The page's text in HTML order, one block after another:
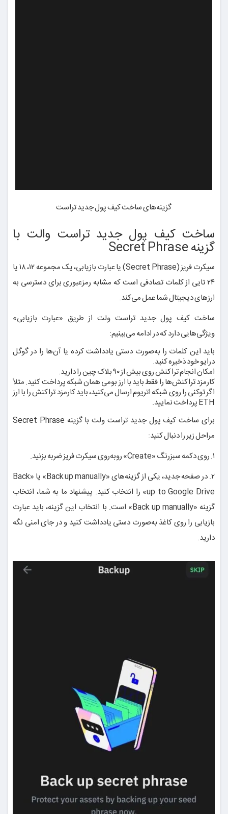
گزینه‌های ساخت کیف پول جدید تراست
ساخت کیف پول جدید تراست والت با
گزینه Secret Phrase
سیکرت فریز (Secret Phrase) یا عبارت بازیابی، یک مجموعه ۱۲، ۱۸ یا
۲۴ تایی از کلمات تصادفی است که مشابه رمزعبوری برای دسترسی به
ارزهای دیجیتال شما عمل می‌کند.
ساخت کیف پول جدید تراست ولت از طریق «عبارت بازیابی»
ویژگی‌هایی دارد که در ادامه می‌بینیم:
باید این کلمات را به‌صورت دستی یادداشت کرده یا آن‌ها را در گوگل
درایو خود ذخیره کنید.
امکان انجام تراکنش روی بیش از ۹۰ بلاک چین را دارید.
کارمزد تراکنش‌ها را فقط باید با ارز بومی همان شبکه پرداخت کنید. مثلاً
اگر توکنی را روی شبکه اتریوم ارسال می‌کنید، باید کارمزد تراکنش را با ارز
ETH پرداخت نمایید.
برای ساخت کیف پول جدید تراست ولت با گزینه Secret Phrase
مراحل زیر را دنبال کنید:
۱. روی دکمه سبزرنگ «Create» روبه‌روی سیکرت فریز ضربه بزنید.
۲. در صفحه جدید، یکی از گزینه‌های «Back up manually» یا «Back
up to Google Drive» را انتخاب کنید. پیشنهاد ما به شما، انتخاب
گزینه «Back up manually» است. با انتخاب این گزینه، باید عبارت
بازیابی را روی کاغذ به‌صورت دستی یادداشت کنید و در جای امنی نگه
دارید.